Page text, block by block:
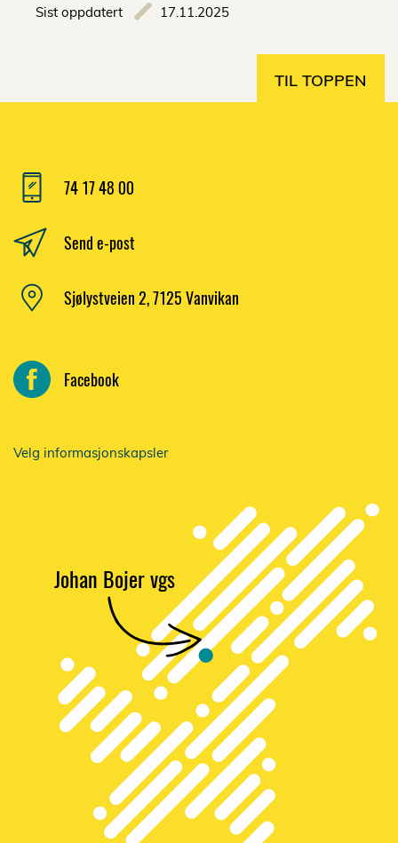
Sist oppdatert 17.11.2025
TIL TOPPEN
74 17 48 00
Send e-post
Sjølystveien 2, 7125 Vanvikan
Facebook
Velg informasjonskapsler
Johan Bojer vgs